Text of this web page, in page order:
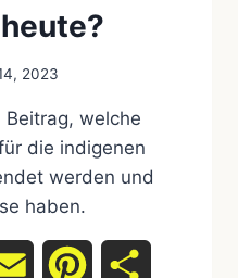
2023
Beitrag, welche
die indigenen
werden und
haben.
Email Pinterest